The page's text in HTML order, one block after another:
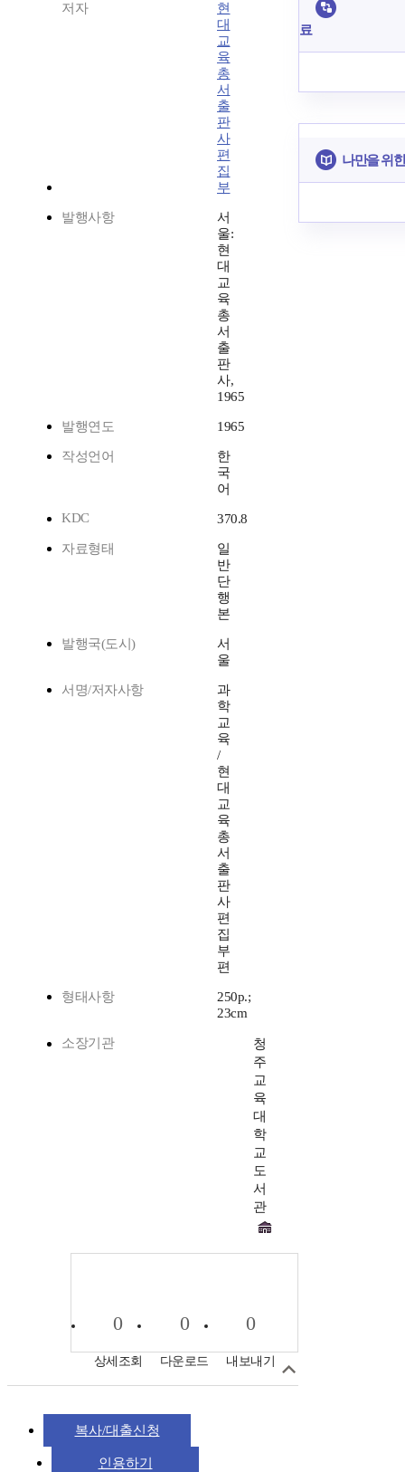
저자
현
대
교
육
총
서
출
판
사
편
집
부
발행사항
서
울:
현
대
교
육
총
서
출
판
사,
1965
발행연도 1965
작성언어
한
국
어
KDC
370.8
자료형태
일
반
단
행
본
발행국(도시)
서
울
서명/저자사항
과
학
교
육
/
현
대
교
육
총
서
출
판
사
편
집
부
편
형태사항
250p.;
23cm
소장기관
청
주
교
육
대
학
교
도
서
관
0
상세조회
0
다운로드
0
내보내기
복사/대출신청
인용하기
료
나만을 위